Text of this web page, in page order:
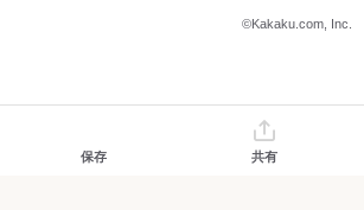
©Kakaku.com, Inc.
保存 共有